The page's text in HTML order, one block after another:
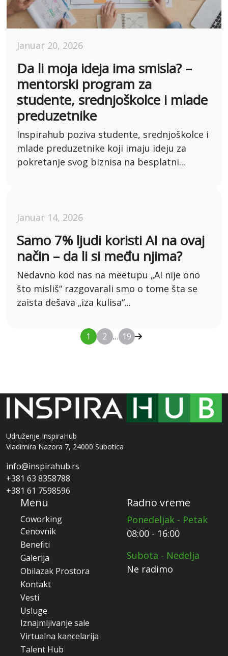
Januar 20, 2026
Da li moja ideja ima smisla? –
mentorski program za
studente, srednjoškolce i mlade
preduzetnike
Inspirahub poziva studente, srednjoškolce i
mlade preduzetnike koji imaju ideju za
pokretanje svog biznisa na besplatni...
Januar 14, 2026
Samo 7% ljudi koristi AI na ovaj
način – da li si među njima?
Nedavno kod nas na meetupu „AI nije ono
što misliš“ razgovarali smo o tome šta se
zaista dešava „iza kulisa“...
1 2 … 19
Udruženje InspiraHub
Vladimira Nazora 7, 24000 Subotica
info@inspirahub.rs
+381 63 8358788
+381 61 7598596
Menu
Coworking
Cenovnik
Benefiti
Galerija
Obilazak Prostora
Kontakt
Vesti
Usluge
Iznajmljivanje sale
Virtualna kancelarija
Talent Hub
Radno vreme
Ponedeljak - Petak
08:00 - 16:00
Subota - Nedelja
Ne radimo